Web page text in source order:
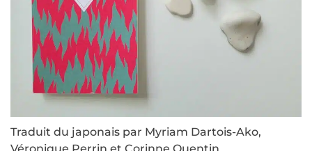
Traduit du japonais par Myriam Dartois-Ako,